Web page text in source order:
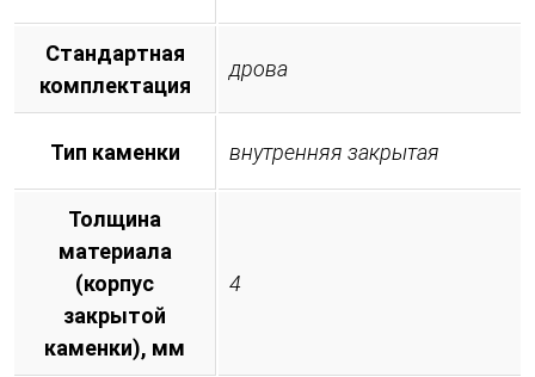
Стандартная
комплектация
дрова
Тип каменки внутренняя закрытая
Толщина
материала
(корпус
закрытой
каменки), мм
4